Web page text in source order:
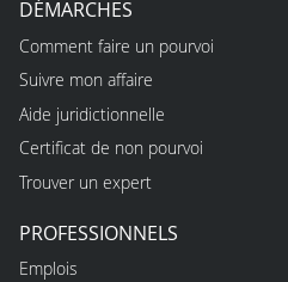
DÉMARCHES
Comment faire un pourvoi
Suivre mon affaire
Aide juridictionnelle
Certificat de non pourvoi
Trouver un expert
PROFESSIONNELS
Emplois